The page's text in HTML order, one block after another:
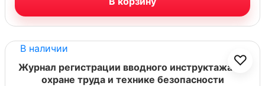
В наличии
♡
Журнал регистрации вводного инструктажа по
охране труда и технике безопасности